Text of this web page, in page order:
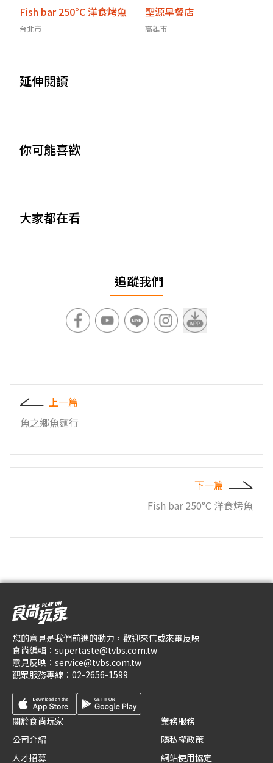
Fish bar 250°C 洋食烤魚
台北市
聖源早餐店
高雄市
延伸閱讀
你可能喜歡
大家都在看
追蹤我們
上一篇
魚之鄉魚麵行
下一篇
Fish bar 250°C 洋食烤魚
您的意見是我們前進的動力，歡迎來信或來電反映
食尚編輯： supertaste@tvbs.com.tw
意見反映： service@tvbs.com.tw
觀眾服務專線： 02-2656-1599
關於食尚玩家
公司介紹
人才招募
業務服務
隱私權政策
網站使用協定